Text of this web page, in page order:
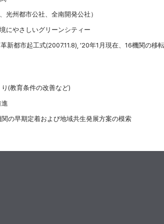
光州都市公社、全南開発公社）
にやさしいグリーンシティー
新都市起工式(2007.11.8), ’20年1月現在、16機関の移
(教育条件の改善など)
の早期定着および地域共生発展方案の模索